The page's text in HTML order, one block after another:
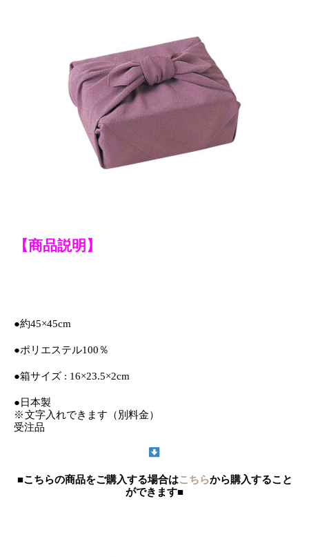
【商品説明】
●約45×45cm
●ポリエステル100％
●箱サイズ : 16×23.5×2cm
●日本製
※ 文字入れできます（別料金）
受注品
■こちらの商品をご購入する場合はこちらから購入すること
ができます■